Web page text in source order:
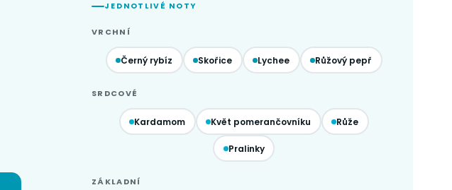
JEDNOTLIVÉ NOTY
VRCHNÍ
Černý rybíz Skořice Lychee Růžový pepř
SRDCOVÉ
Kardamom Květ pomerančovníku Růže
Pralinky
ZÁKLADNÍ